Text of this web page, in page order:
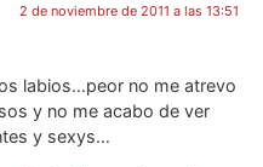
2 de noviembre de 2011 a las 13:51
labios…peor no me atrevo
y no me acabo de ver
y sexys…